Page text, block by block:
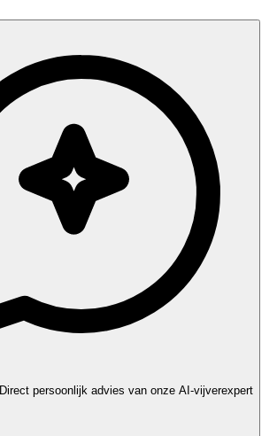
Direct persoonlijk advies van onze AI-vijverexpert